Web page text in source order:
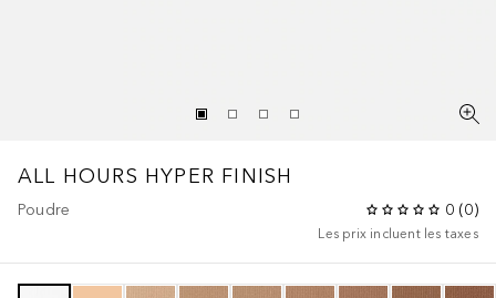
ALL HOURS HYPER FINISH
Poudre 0 (0)
Les prix incluent les taxes